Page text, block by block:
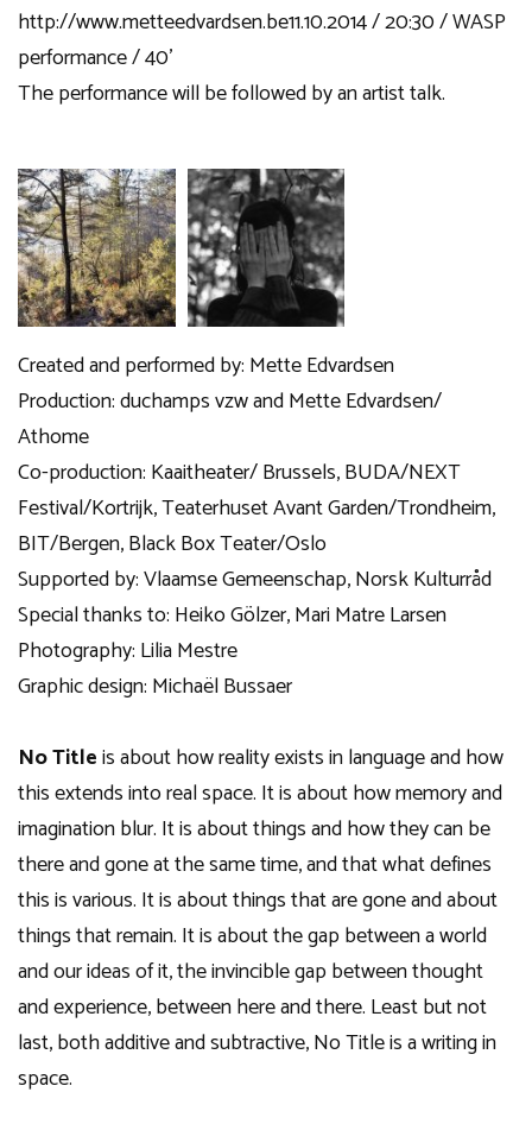
http://www.metteedvardsen.be11.10.2014 / 20:30 / WASP
performance / 40’
The performance will be followed by an artist talk.
Created and performed by: Mette Edvardsen
Production: duchamps vzw and Mette Edvardsen/
Athome
Co-production: Kaaitheater/ Brussels, BUDA/NEXT
Festival/Kortrijk, Teaterhuset Avant Garden/Trondheim,
BIT/Bergen, Black Box Teater/Oslo
Supported by: Vlaamse Gemeenschap, Norsk Kulturråd
Special thanks to: Heiko Gölzer, Mari Matre Larsen
Photography: Lilia Mestre
Graphic design: Michaël Bussaer
No Titleis about how reality exists in language and how
this extends into real space. It is about how memory and
imagination blur. It is about things and how they can be
there and gone at the same time, and that what defines
this is various. It is about things that are gone and about
things that remain. It is about the gap between a world
and our ideas of it, the invincible gap between thought
and experience, between here and there. Least but not
last, both additive and subtractive, No Title is a writing in
space.